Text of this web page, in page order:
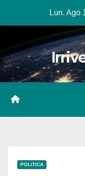
Lun. Ago
POLITICA